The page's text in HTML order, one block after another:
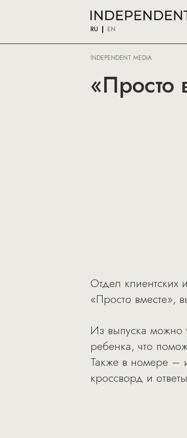
RU EN
INDEPENDENT MEDIA
«Просто
Отдел клиентских
«Просто вместе»,
Из выпуска можно
ребенка, что
Также в номере –
кроссворд и